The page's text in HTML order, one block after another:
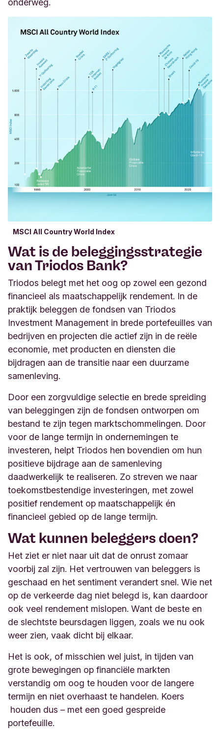
onderweg.
MSCI All Country World Index
Wat is de beleggingsstrategie
van Triodos Bank?
Triodos belegt met het oog op zowel een gezond
financieel als maatschappelijk rendement. In de
praktijk beleggen de fondsen van Triodos
Investment Management in brede portefeuilles van
bedrijven en projecten die actief zijn in de reële
economie, met producten en diensten die
bijdragen aan de transitie naar een duurzame
samenleving.
Door een zorgvuldige selectie en brede spreiding
van beleggingen zijn de fondsen ontworpen om
bestand te zijn tegen marktschommelingen. Door
voor de lange termijn in ondernemingen te
investeren, helpt Triodos hen bovendien om hun
positieve bijdrage aan de samenleving
daadwerkelijk te realiseren. Zo streven we naar
toekomstbestendige investeringen, met zowel
positief rendement op maatschappelijk én
financieel gebied op de lange termijn.
Wat kunnen beleggers doen?
Het ziet er niet naar uit dat de onrust zomaar
voorbij zal zijn. Het vertrouwen van beleggers is
geschaad en het sentiment verandert snel. Wie net
op de verkeerde dag niet belegd is, kan daardoor
ook veel rendement mislopen. Want de beste en
de slechtste beursdagen liggen, zoals we nu ook
weer zien, vaak dicht bij elkaar.
Het is ook, of misschien wel juist, in tijden van
grote bewegingen op financiële markten
verstandig om oog te houden voor de langere
termijn en niet overhaast te handelen. Koers
houden dus – met een goed gespreide
portefeuille.